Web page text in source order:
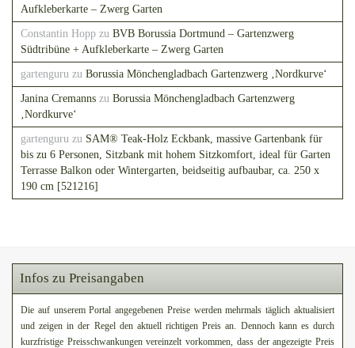
Aufkleberkarte – Zwerg Garten
Constantin Hopp zu BVB Borussia Dortmund – Gartenzwerg
Südtribüne + Aufkleberkarte – Zwerg Garten
gartenguru zu Borussia Mönchengladbach Gartenzwerg ‚Nordkurve‘
Janina Cremanns zu Borussia Mönchengladbach Gartenzwerg
‚Nordkurve‘
gartenguru zu SAM® Teak-Holz Eckbank, massive Gartenbank für
bis zu 6 Personen, Sitzbank mit hohem Sitzkomfort, ideal für Garten
Terrasse Balkon oder Wintergarten, beidseitig aufbaubar, ca. 250 x
190 cm [521216]
Infos zu Preisangaben
Die auf unserem Portal angegebenen Preise werden mehrmals täglich aktualisiert
und zeigen in der Regel den aktuell richtigen Preis an. Dennoch kann es durch
kurzfristige Preisschwankungen vereinzelt vorkommen, dass der angezeigte Preis